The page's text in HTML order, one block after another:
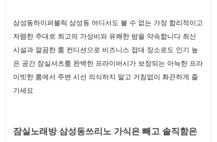
삼성동하이퍼블릭 삼성동 어디서도 볼 수 없는 가장 합리적이고
저렴한 주대로 최고의 가성비와 유쾌한 밤을 약속합니다 최신
시설과 깔끔한 룸 컨디션으로 비즈니스 접대 장소로도 인기 높
은 공간 잠실셔츠룸 완벽한 프라이버시가 보장되는 아늑한 프라
이빗한 룸에서 주변 시선 의식하지 말고 거침없이 화끈하게 즐
기세요
잠실노래방 삼성동쓰리노 가식은 빼고 솔직함은